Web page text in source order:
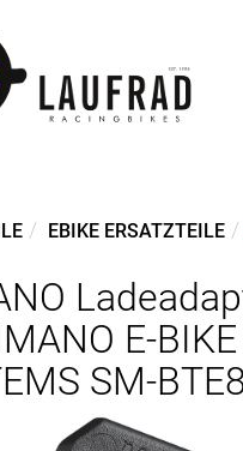
EBIKE ERSATZTEILE
E-BIKE
SM-